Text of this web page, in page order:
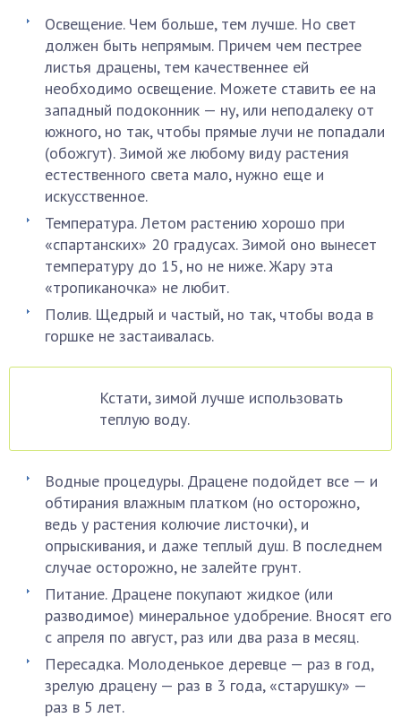
Освещение. Чем больше, тем лучше. Но свет
должен быть непрямым. Причем чем пестрее
листья драцены, тем качественнее ей
необходимо освещение. Можете ставить ее на
западный подоконник — ну, или неподалеку от
южного, но так, чтобы прямые лучи не попадали
(обожгут). Зимой же любому виду растения
естественного света мало, нужно еще и
искусственное.
Температура. Летом растению хорошо при
«спартанских» 20 градусах. Зимой оно вынесет
температуру до 15, но не ниже. Жару эта
«тропиканочка» не любит.
Полив. Щедрый и частый, но так, чтобы вода в
горшке не застаивалась.
Кстати, зимой лучше использовать
теплую воду.
Водные процедуры. Драцене подойдет все — и
обтирания влажным платком (но осторожно,
ведь у растения колючие листочки), и
опрыскивания, и даже теплый душ. В последнем
случае осторожно, не залейте грунт.
Питание. Драцене покупают жидкое (или
разводимое) минеральное удобрение. Вносят его
с апреля по август, раз или два раза в месяц.
Пересадка. Молоденькое деревце — раз в год,
зрелую драцену — раз в 3 года, «старушку» —
раз в 5 лет.